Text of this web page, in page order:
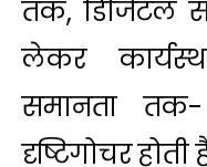
तक, डिजिटल
लेकर
समानता
दृष्टिगोचर होती